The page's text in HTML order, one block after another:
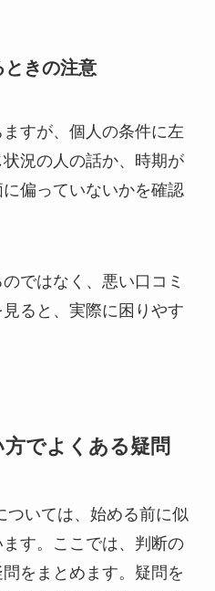
ときの注意
すが、個人の条件に左
況の人の話か、時期が
偏っていないかを確認
ではなく、悪い口コミ
ると、実際に困りやす
でよくある疑問
ついては、始める前に似
す。ここでは、判断の
をまとめます。疑問を